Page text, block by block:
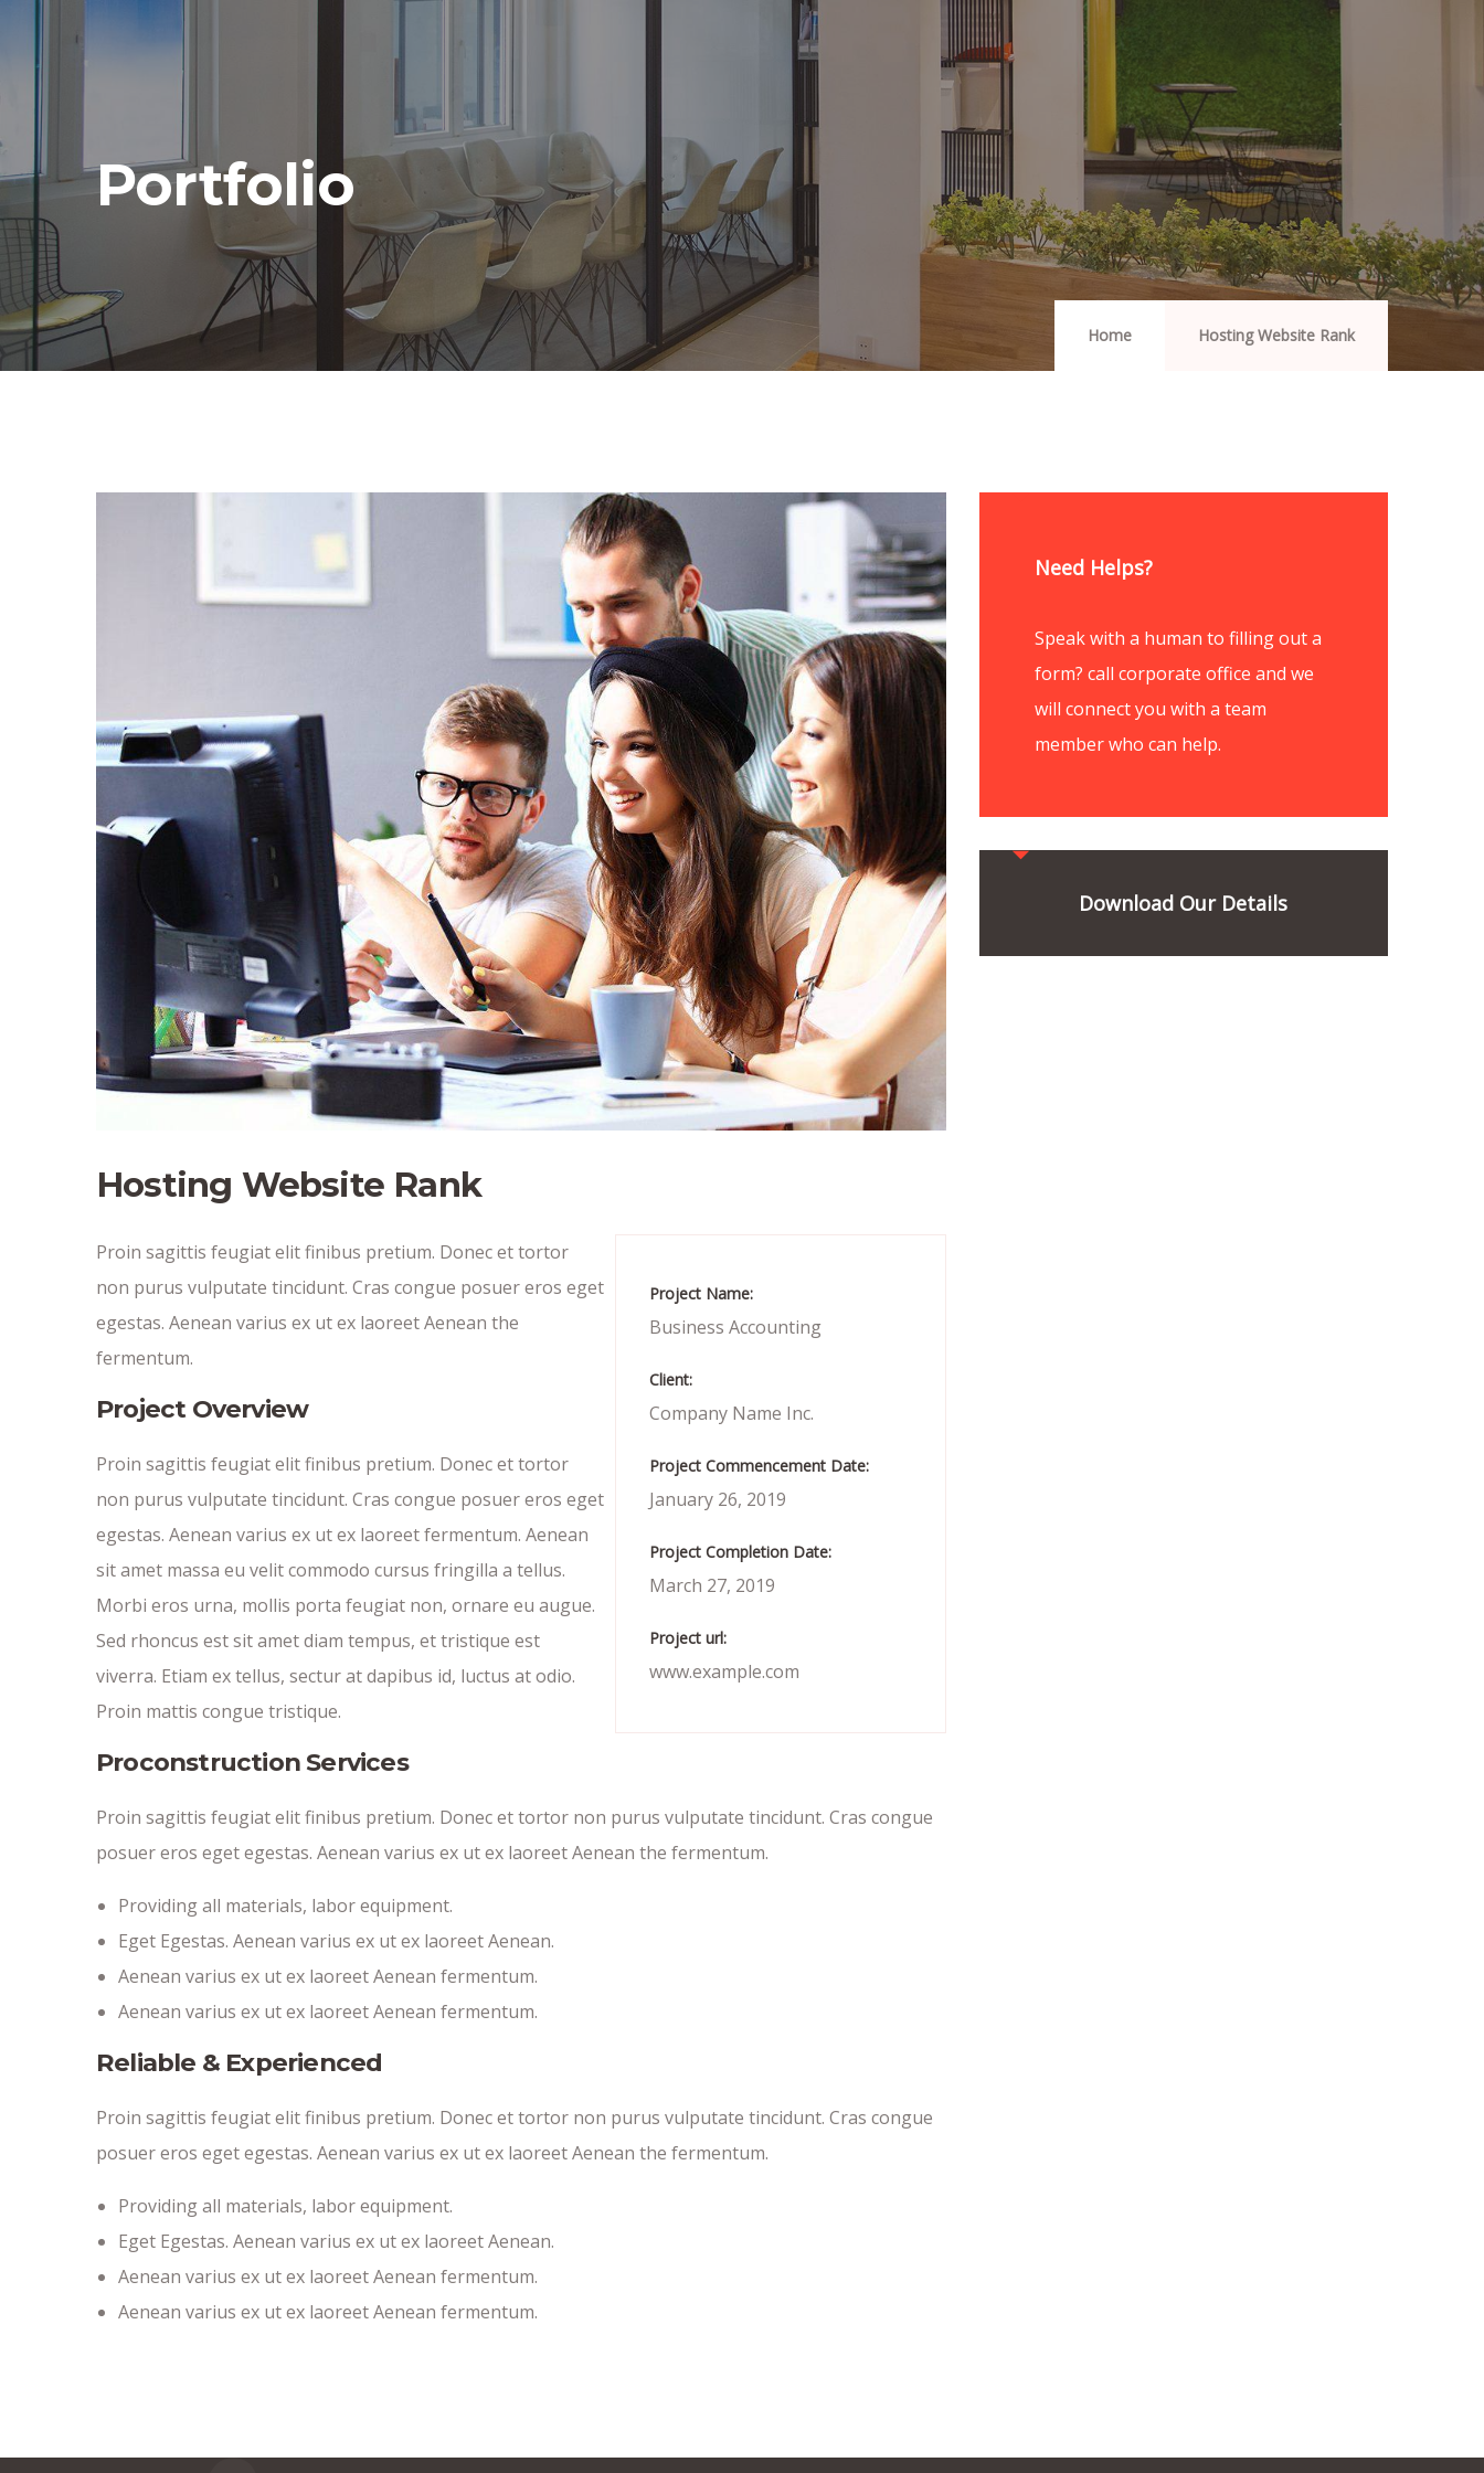
Portfolio
Home Hosting Website Rank
Hosting Website Rank
Project Name:
Business Accounting
Client:
Company Name Inc.
Project Commencement Date:
January 26, 2019
Project Completion Date:
March 27, 2019
Project url:
www.example.com
Proin sagittis feugiat elit finibus pretium. Donec et tortor
non purus vulputate tincidunt. Cras congue posuer eros eget
egestas. Aenean varius ex ut ex laoreet Aenean the
fermentum.
Project Overview
Proin sagittis feugiat elit finibus pretium. Donec et tortor
non purus vulputate tincidunt. Cras congue posuer eros eget
egestas. Aenean varius ex ut ex laoreet fermentum. Aenean
sit amet massa eu velit commodo cursus fringilla a tellus.
Morbi eros urna, mollis porta feugiat non, ornare eu augue.
Sed rhoncus est sit amet diam tempus, et tristique est
viverra. Etiam ex tellus, sectur at dapibus id, luctus at odio.
Proin mattis congue tristique.
Proconstruction Services
Proin sagittis feugiat elit finibus pretium. Donec et tortor non purus vulputate tincidunt. Cras congue
posuer eros eget egestas. Aenean varius ex ut ex laoreet Aenean the fermentum.
Providing all materials, labor equipment.
Eget Egestas. Aenean varius ex ut ex laoreet Aenean.
Aenean varius ex ut ex laoreet Aenean fermentum.
Aenean varius ex ut ex laoreet Aenean fermentum.
Reliable & Experienced
Proin sagittis feugiat elit finibus pretium. Donec et tortor non purus vulputate tincidunt. Cras congue
posuer eros eget egestas. Aenean varius ex ut ex laoreet Aenean the fermentum.
Providing all materials, labor equipment.
Eget Egestas. Aenean varius ex ut ex laoreet Aenean.
Aenean varius ex ut ex laoreet Aenean fermentum.
Aenean varius ex ut ex laoreet Aenean fermentum.
Need Helps?
Speak with a human to filling out a
form? call corporate office and we
will connect you with a team
member who can help.
Download Our Details